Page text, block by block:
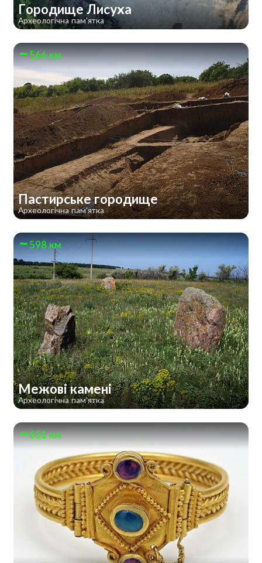
Городище Лисуха
Археологічна пам'ятка
566 км
Пастирське городище
Археологічна пам'ятка
598 км
Межові камені
Археологічна пам'ятка
601 км